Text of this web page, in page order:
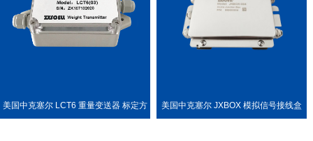
美国中克塞尔 LCT6 重量变送器 标定方 美国中克塞尔 JXBOX 模拟信号接线盒